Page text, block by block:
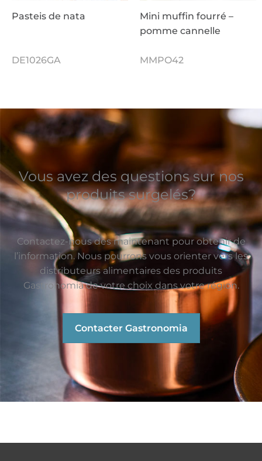
Pasteis de nata
DE1026GA
Mini muffin fourré –
pomme cannelle
MMPO42
Vous avez des questions sur nos
produits surgelés?
Contactez-nous dès maintenant pour obtenir de
l’information. Nous pourrons vous orienter vers les
distributeurs alimentaires des produits
Gastronomia de votre choix dans votre région.
Contacter Gastronomia